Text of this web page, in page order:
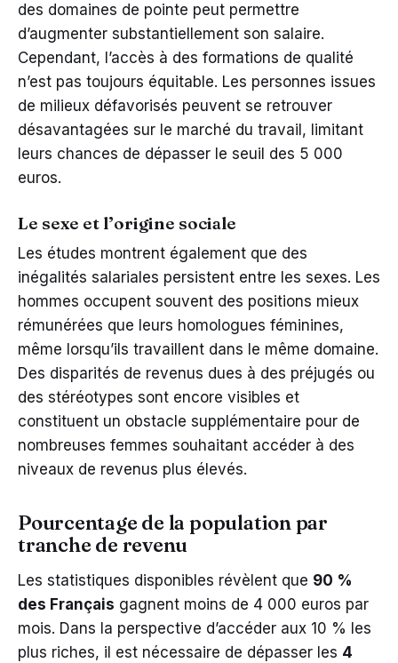
des domaines de pointe peut permettre
d’augmenter substantiellement son salaire.
Cependant, l’accès à des formations de qualité
n’est pas toujours équitable. Les personnes issues
de milieux défavorisés peuvent se retrouver
désavantagées sur le marché du travail, limitant
leurs chances de dépasser le seuil des 5 000
euros.
Le sexe et l’origine sociale
Les études montrent également que des
inégalités salariales persistent entre les sexes. Les
hommes occupent souvent des positions mieux
rémunérées que leurs homologues féminines,
même lorsqu’ils travaillent dans le même domaine.
Des disparités de revenus dues à des préjugés ou
des stéréotypes sont encore visibles et
constituent un obstacle supplémentaire pour de
nombreuses femmes souhaitant accéder à des
niveaux de revenus plus élevés.
Pourcentage de la population par
tranche de revenu
Les statistiques disponibles révèlent que 90 %
des Français gagnent moins de 4 000 euros par
mois. Dans la perspective d’accéder aux 10 % les
plus riches, il est nécessaire de dépasser les 4